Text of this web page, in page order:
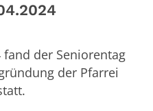
der Seniorentag
der Pfarrei